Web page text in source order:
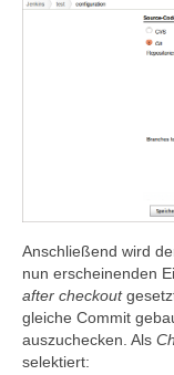
Anschließend wird
nun erscheinenden
after checkout
gleiche Commit
auszuchecken. Als
selektiert: